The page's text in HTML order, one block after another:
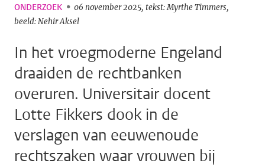
ONDERZOEK 06 november 2025 tekst: Myrthe Timmers
beeld: Nehir Aksel
In het vroegmoderne Engeland
draaiden de rechtbanken
overuren. Universitair docent
Lotte Fikkers dook in de
verslagen van eeuwenoude
rechtszaken waar vrouwen bij